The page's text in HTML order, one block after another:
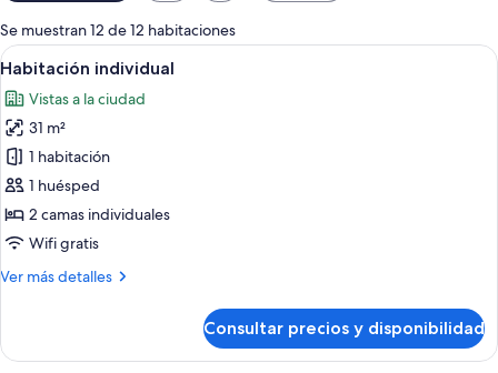
para
las
habitaciones
Se muestran 12 de 12 habitaciones
Abrir
todas
las
fotos
de
Habitación
individual
Habitación de hotel con cama,
5
Habitación individual
Vistas a la ciudad
31 m²
1 habitación
1 huésped
2 camas individuales
Wifi gratis
Ver más detalles
Más
individual
Consultar precios y disponibilidad